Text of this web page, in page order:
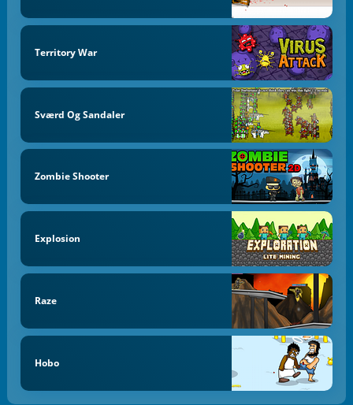
Territory War
Sværd Og Sandaler
Zombie Shooter
Explosion
Raze
Hobo